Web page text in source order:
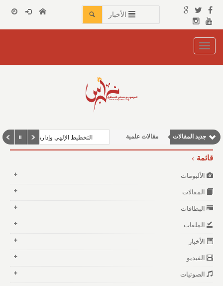
الأخبار
Toggle
navigation
جديد المقالات
نوافذ الثقافة و الأدب
مقالات علمية التخطيط الإلهي وإدارة الكون: دروس للحياة
قائمة
الألبومات
المقالات
البطاقات
الملفات
الأخبار
الفيديو
الصوتيات